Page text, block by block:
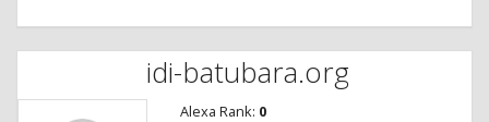
idi-batubara.org
Alexa Rank: 0